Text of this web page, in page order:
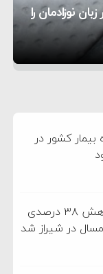
کرد
نوزادمان را
بیمار کشور در
فرهنگ سازی منجر به کاهش ۳۸ درصدی
در شیراز شد